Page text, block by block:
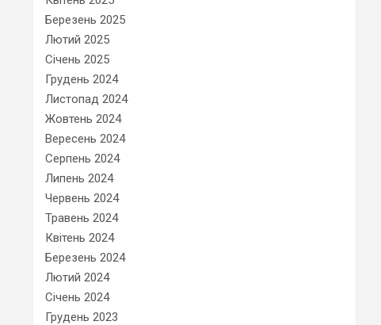
Березень 2025
Лютий 2025
Січень 2025
Грудень 2024
Листопад 2024
Жовтень 2024
Вересень 2024
Серпень 2024
Липень 2024
Червень 2024
Травень 2024
Квітень 2024
Березень 2024
Лютий 2024
Січень 2024
Грудень 2023